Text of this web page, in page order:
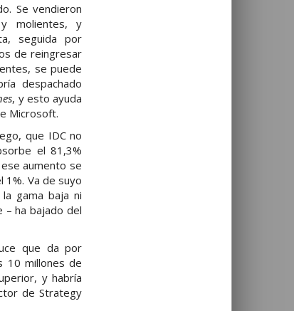
Se vendieron
molientes, y
seguida por
de reingresar
se puede
despachado
, y esto ayuda
Microsoft.
que IDC no
el 81,3%
aumento se
1%. Va de suyo
gama baja ni
– ha bajado del
que da por
10 millones de
y habría
de Strategy